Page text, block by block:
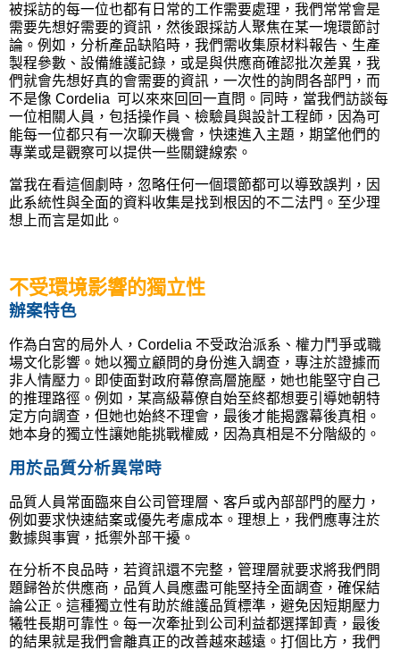
被採訪的每一位也都有日常的工作需要處理，我們常常會是
需要先想好需要的資訊，然後跟採訪人聚焦在某一塊環節討
論。例如，分析產品缺陷時，我們需收集原材料報告、生產
製程參數、設備維護記錄，或是與供應商確認批次差異，我
們就會先想好真的會需要的資訊，一次性的詢問各部門，而
不是像 Cordelia 可以來來回回一直問。同時，當我們訪談每
一位相關人員，包括操作員、檢驗員與設計工程師，因為可
能每一位都只有一次聊天機會，快速進入主題，期望他們的
專業或是觀察可以提供一些關鍵線索。
當我在看這個劇時，忽略任何一個環節都可以導致誤判，因
此系統性與全面的資料收集是找到根因的不二法門。至少理
想上而言是如此。
不受環境影響的獨立性
辦案特色
作為白宮的局外人， Cordelia 不受政治派系、權力鬥爭或職
場文化影響。她以獨立顧問的身份進入調查，專注於證據而
非人情壓力。即使面對政府幕僚高層施壓，她也能堅守自己
的推理路徑。例如，某高級幕僚自始至終都想要引導她朝特
定方向調查，但她也始終不理會，最後才能揭露幕後真相。
她本身的獨立性讓她能挑戰權威，因為真相是不分階級的。
用於品質分析異常時
品質人員常面臨來自公司管理層、客戶或內部部門的壓力，
例如要求快速結案或優先考慮成本。理想上，我們應專注於
數據與事實，抵禦外部干擾。
在分析不良品時，若資訊還不完整，管理層就要求將我們問
題歸咎於供應商，品質人員應盡可能堅持全面調查，確保結
論公正。這種獨立性有助於維護品質標準，避免因短期壓力
犧牲長期可靠性。每一次牽扯到公司利益都選擇卸責，最後
的結果就是我們會離真正的改善越來越遠。打個比方，我們